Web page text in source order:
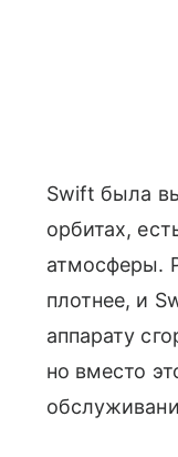
Swift была
орбитах,
атмосферы.
плотнее, и
аппарату
но вместо